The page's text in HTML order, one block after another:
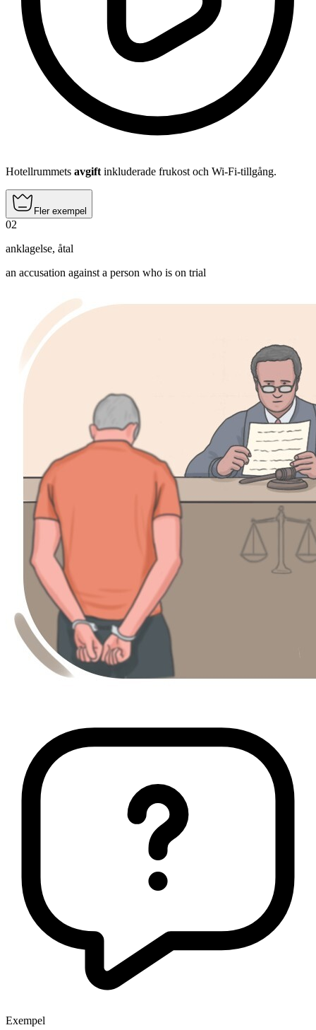
Hotellrummets avgift inkluderade frukost och Wi-Fi-tillgång.
Fler exempel
02
anklagelse, åtal
an accusation against a person who is on trial
Exempel